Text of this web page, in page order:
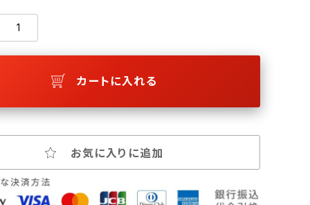
カートに入れる
お気に入りに追加